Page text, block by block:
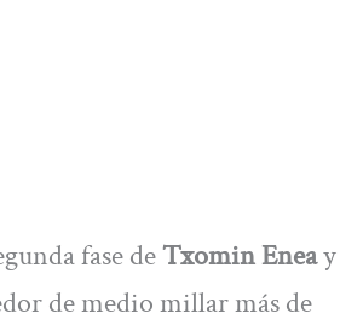
fase deTxomin Enea
de medio millar más de